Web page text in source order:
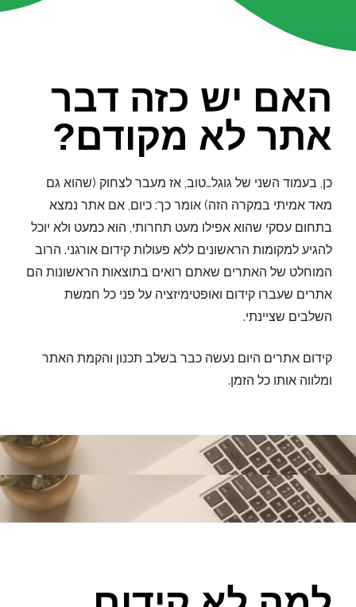
האם יש כזה דבר
אתר לא מקודם?
כן, בעמוד השני של גוגל…טוב, אז מעבר לצחוק (שהוא גם
מאד אמיתי במקרה הזה) אומר כך: כיום, אם אתר נמצא
בתחום עסקי שהוא אפילו מעט תחרותי, הוא כמעט ולא יוכל
להגיע למקומות הראשונים ללא פעולות קידום אורגני. הרוב
המוחלט של האתרים שאתם רואים בתוצאות הראשונות הם
אתרים שעברו קידום ואופטימיזציה על פני כל חמשת
השלבים שציינתי.
קידום אתרים היום נעשה כבר בשלב תכנון והקמת האתר
ומלווה אותו כל הזמן.